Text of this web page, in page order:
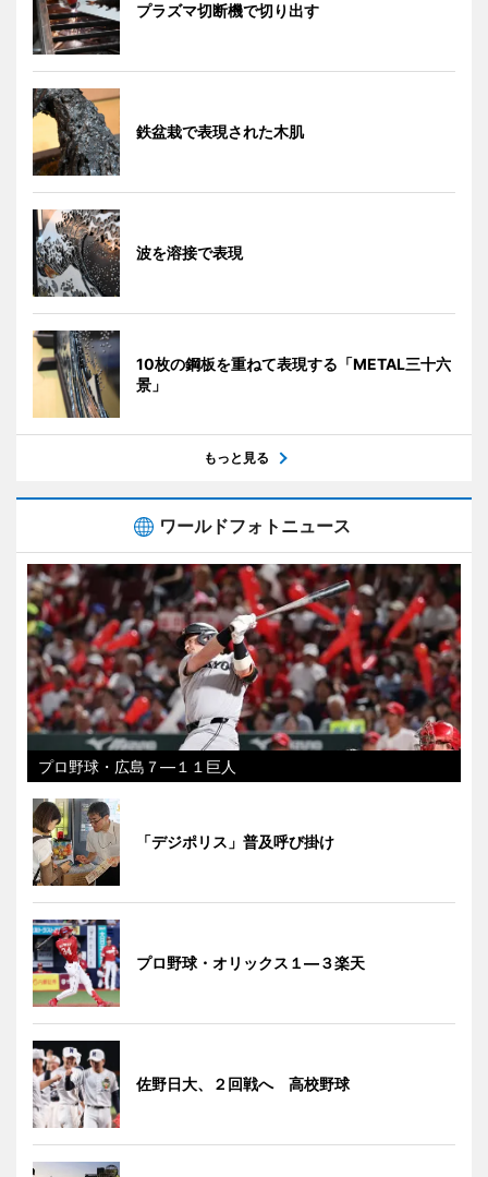
プラズマ切断機で切り出す
鉄盆栽で表現された木肌
波を溶接で表現
10枚の鋼板を重ねて表現する「METAL三十六
景」
もっと見る
ワールドフォトニュース
プロ野球・広島７―１１巨人
「デジポリス」普及呼び掛け
プロ野球・オリックス１―３楽天
佐野日大、２回戦へ 高校野球